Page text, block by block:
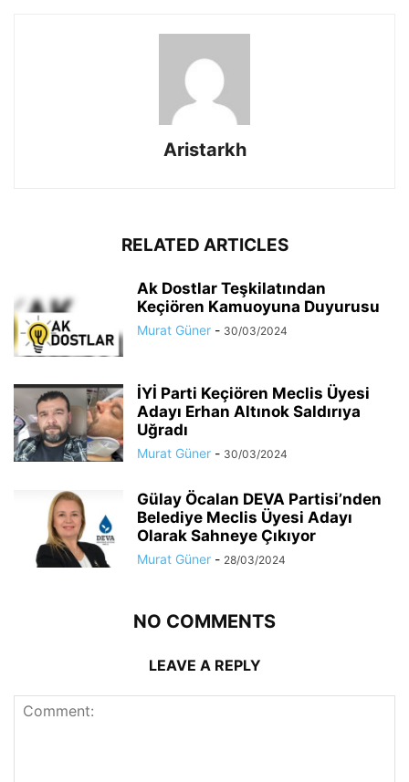
Aristarkh
RELATED ARTICLES
Ak Dostlar Teşkilatından
Keçiören Kamuoyuna Duyurusu
Murat Güner - 30/03/2024
İYİ Parti Keçiören Meclis Üyesi
Adayı Erhan Altınok Saldırıya
Uğradı
Murat Güner - 30/03/2024
Gülay Öcalan DEVA Partisi’nden
Belediye Meclis Üyesi Adayı
Olarak Sahneye Çıkıyor
Murat Güner - 28/03/2024
NO COMMENTS
LEAVE A REPLY